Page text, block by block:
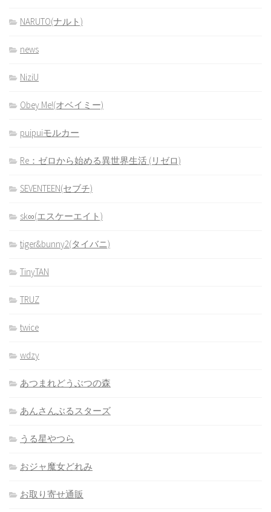
NARUTO(ナルト)
news
NiziU
Obey Me!(オベイミー)
puipuiモルカー
Re：ゼロから始める異世界生活 (リゼロ)
SEVENTEEN(セブチ)
sk∞(エスケーエイト)
tiger&bunny2(タイバニ)
TinyTAN
TRUZ
twice
wdzy
あつまれどうぶつの森
あんさんぶるスターズ
うる星やつら
おジャ魔女どれみ
お取り寄せ通販